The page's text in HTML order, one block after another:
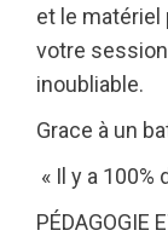
et le matériel
votre session
inoubliable.
Grace à un
« Il y a 100%
PÉDAGOGIE